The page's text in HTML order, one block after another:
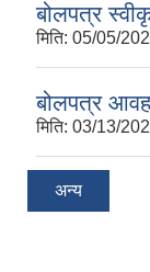
बोलपत्र
मिति: 05/05/
बोलपत्र
मिति: 03/13/
अन्य